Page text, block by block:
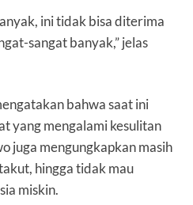
ini tidak bisa diterima
sangat banyak,” jelas
bahwa saat ini
yang mengalami kesulitan
juga mengungkapkan masih
hingga tidak mau
miskin.